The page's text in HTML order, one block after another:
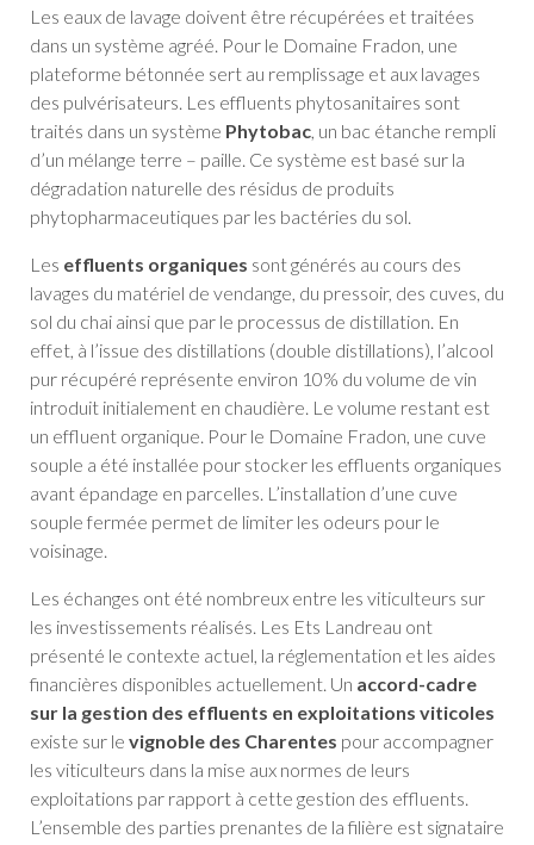
Les eaux de lavage doivent être récupérées et traitées
dans un système agréé. Pour le Domaine Fradon, une
plateforme bétonnée sert au remplissage et aux lavages
des pulvérisateurs. Les effluents phytosanitaires sont
traités dans un système Phytobac, un bac étanche rempli
d’un mélange terre – paille. Ce système est basé sur la
dégradation naturelle des résidus de produits
phytopharmaceutiques par les bactéries du sol.
Les effluents organiques sont générés au cours des
lavages du matériel de vendange, du pressoir, des cuves, du
sol du chai ainsi que par le processus de distillation. En
effet, à l’issue des distillations (double distillations), l’alcool
pur récupéré représente environ 10% du volume de vin
introduit initialement en chaudière. Le volume restant est
un effluent organique. Pour le Domaine Fradon, une cuve
souple a été installée pour stocker les effluents organiques
avant épandage en parcelles. L’installation d’une cuve
souple fermée permet de limiter les odeurs pour le
voisinage.
Les échanges ont été nombreux entre les viticulteurs sur
les investissements réalisés. Les Ets Landreau ont
présenté le contexte actuel, la réglementation et les aides
financières disponibles actuellement. Un accord-cadre
sur la gestion des effluents en exploitations viticoles
existe sur le vignoble des Charentes pour accompagner
les viticulteurs dans la mise aux normes de leurs
exploitations par rapport à cette gestion des effluents.
L’ensemble des parties prenantes de la filière est signataire